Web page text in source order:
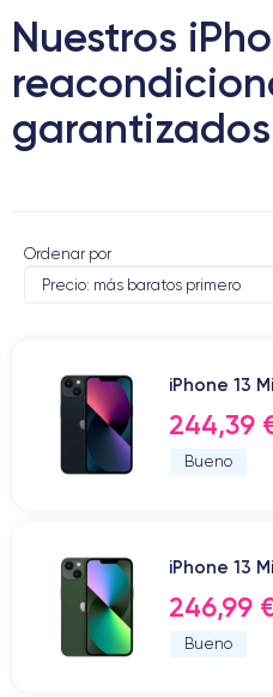
Nuestros
garantizados
Ordenar por
iPhone 13
244,39
Bueno
iPhone 13
246,99
Bueno